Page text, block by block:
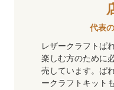
代表
レザークラフトぱ
楽しむ方のために
売しています。ぱ
ークラフトキット